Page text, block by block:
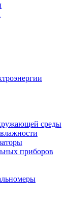
среды
приборов